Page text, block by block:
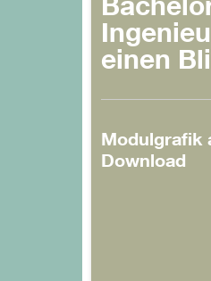
einen
Modulgrafik
Download